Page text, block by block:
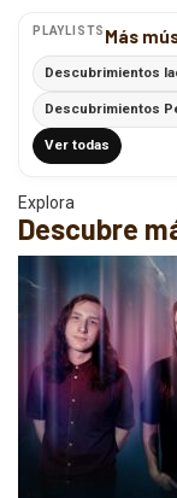
PLAYLISTS Más
Descubrimientos
Descubrimientos
Ver todas
Explora
Descubre